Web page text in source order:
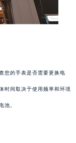
您的手表是否需要更换电
时间取决于使用频率和环境
池。